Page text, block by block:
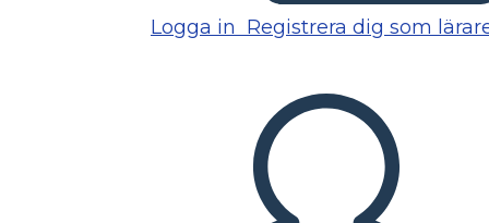
Logga in Registrera dig som